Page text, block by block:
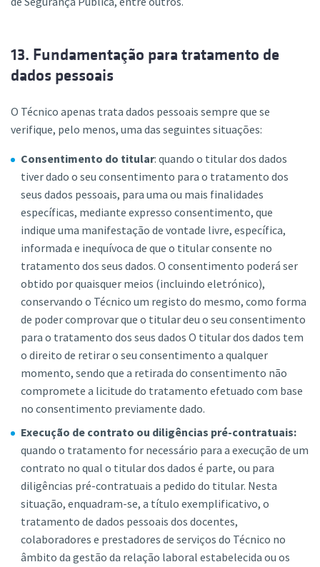
13. Fundamentação para tratamento de
dados pessoais
O Técnico apenas trata dados pessoais sempre que se
verifique, pelo menos, uma das seguintes situações:
Consentimento do titular: quando o titular dos dados
tiver dado o seu consentimento para o tratamento dos
seus dados pessoais, para uma ou mais finalidades
específicas, mediante expresso consentimento, que
indique uma manifestação de vontade livre, específica,
informada e inequívoca de que o titular consente no
tratamento dos seus dados. O consentimento poderá ser
obtido por quaisquer meios (incluindo eletrónico),
conservando o Técnico um registo do mesmo, como forma
de poder comprovar que o titular deu o seu consentimento
para o tratamento dos seus dados O titular dos dados tem
o direito de retirar o seu consentimento a qualquer
momento, sendo que a retirada do consentimento não
compromete a licitude do tratamento efetuado com base
no consentimento previamente dado.
Execução de contrato ou diligências pré-contratuais:
quando o tratamento for necessário para a execução de um
contrato no qual o titular dos dados é parte, ou para
diligências pré-contratuais a pedido do titular. Nesta
situação, enquadram-se, a título exemplificativo, o
tratamento de dados pessoais dos docentes,
colaboradores e prestadores de serviços do Técnico no
âmbito da gestão da relação laboral estabelecida ou os